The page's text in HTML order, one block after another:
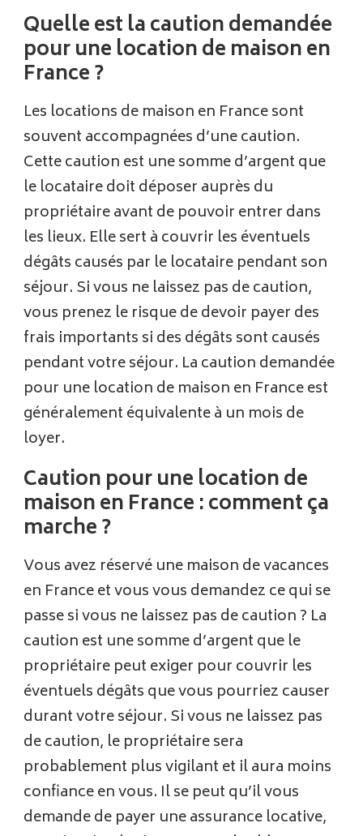
Quelle est la caution demandée
pour une location de maison en
France ?
Les locations de maison en France sont
souvent accompagnées d’une caution.
Cette caution est une somme d’argent que
le locataire doit déposer auprès du
propriétaire avant de pouvoir entrer dans
les lieux. Elle sert à couvrir les éventuels
dégâts causés par le locataire pendant son
séjour. Si vous ne laissez pas de caution,
vous prenez le risque de devoir payer des
frais importants si des dégâts sont causés
pendant votre séjour. La caution demandée
pour une location de maison en France est
généralement équivalente à un mois de
loyer.
Caution pour une location de
maison en France : comment ça
marche ?
Vous avez réservé une maison de vacances
en France et vous vous demandez ce qui se
passe si vous ne laissez pas de caution ? La
caution est une somme d’argent que le
propriétaire peut exiger pour couvrir les
éventuels dégâts que vous pourriez causer
durant votre séjour. Si vous ne laissez pas
de caution, le propriétaire sera
probablement plus vigilant et il aura moins
confiance en vous. Il se peut qu’il vous
demande de payer une assurance locative,